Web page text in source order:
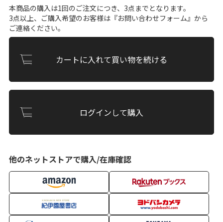
本商品の購入は1回のご注文につき、3点までとなります。
3点以上、ご購入希望のお客様は『お問い合わせフォーム』から
ご連絡ください。
カートに入れて買い物を続ける
ログインして購入
他のネットストアで購入/在庫確認